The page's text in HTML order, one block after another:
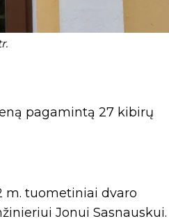
pagamintą 27 kibirų
m. tuometiniai dvaro
Jonui Sasnauskui.